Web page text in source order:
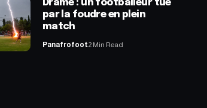
Drame : un footballeur tué
par la foudre en plein
match
Panafrofoot2 Min Read